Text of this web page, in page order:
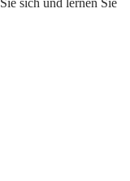
sich und lernen Sie